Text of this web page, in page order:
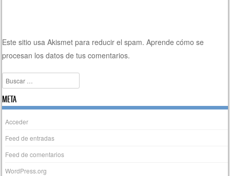
Este sitio usa Akismet para reducir el spam.Aprende cómo se
procesan los datos de tus comentarios.
Buscar
META
Acceder
Feed de entradas
Feed de comentarios
WordPress.org